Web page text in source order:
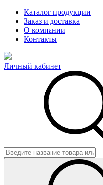
Каталог продукции
Заказ и доставка
О компании
Контакты
Личный кабинет